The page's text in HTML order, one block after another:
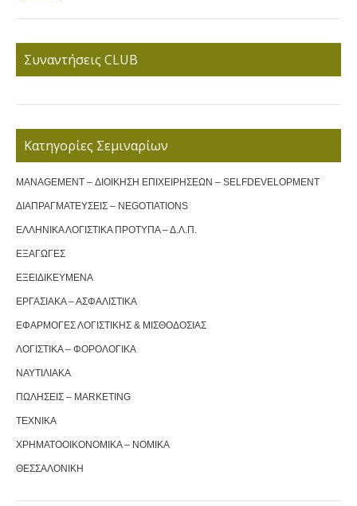
Συναντήσεις CLUB
Κατηγορίες Σεμιναρίων
MANAGEMENT – ΔΙΟΙΚΗΣΗ ΕΠΙΧΕΙΡΗΣΕΩΝ – SELFDEVELOPMENT
ΔΙΑΠΡΑΓΜΑΤΕΥΣΕΙΣ – NEGOTIATIONS
ΕΛΛΗΝΙΚΑ ΛΟΓΙΣΤΙΚΑ ΠΡΟΤΥΠΑ – Δ.Λ.Π.
ΕΞΑΓΩΓΕΣ
ΕΞΕΙΔΙΚΕΥΜΕΝΑ
ΕΡΓΑΣΙΑΚΑ – ΑΣΦΑΛΙΣΤΙΚΑ
ΕΦΑΡΜΟΓΕΣ ΛΟΓΙΣΤΙΚΗΣ & ΜΙΣΘΟΔΟΣΙΑΣ
ΛΟΓΙΣΤΙΚΑ – ΦΟΡΟΛΟΓΙΚΑ
ΝΑΥΤΙΛΙΑΚΑ
ΠΩΛΗΣΕΙΣ – MARKETING
ΤΕΧΝΙΚΑ
ΧΡΗΜΑΤΟΟΙΚΟΝΟΜΙΚΑ – ΝΟΜΙΚΑ
ΘΕΣΣΑΛΟΝΙΚΗ